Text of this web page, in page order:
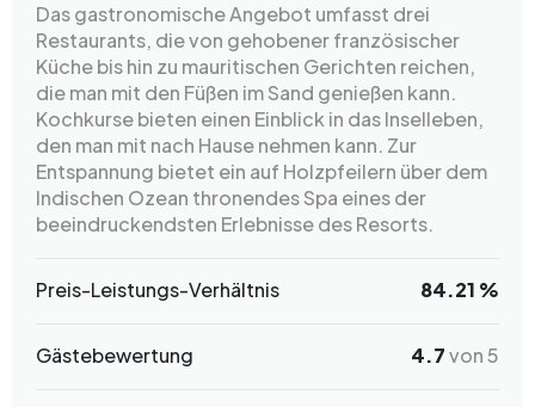
Das gastronomische Angebot umfasst drei
Restaurants, die von gehobener französischer
Küche bis hin zu mauritischen Gerichten reichen,
die man mit den Füßen im Sand genießen kann.
Kochkurse bieten einen Einblick in das Inselleben,
den man mit nach Hause nehmen kann. Zur
Entspannung bietet ein auf Holzpfeilern über dem
Indischen Ozean thronendes Spa eines der
beeindruckendsten Erlebnisse des Resorts.
Preis-Leistungs-Verhältnis 84.21 %
Gästebewertung 4.7von 5